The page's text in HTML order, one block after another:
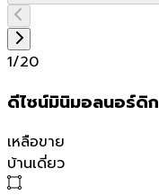
1/20
ดีไซน์มินิมอลนอร์ดิก
เหลือขาย
บ้านเดี่ยว